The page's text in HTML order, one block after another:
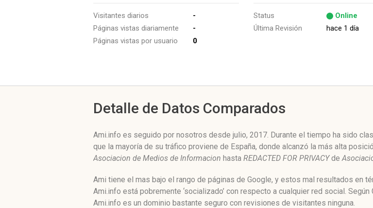
Visitantes diarios
-
Páginas vistas diariamente
-
Páginas vistas por usuario
0
Status
Online
Última Revisión
hace 1 día
Detalle de Datos Comparados
Ami.info es seguido por nosotros desde julio, 2017. Durante el tiempo ha sido
que la mayoría de su tráfico proviene de España, donde alcanzó la más alta
Asociacion de Medios de Informacion hasta REDACTED FOR PRIVACYde
Ami tiene el mas bajo el rango de páginas de Google, y estos mal resultados en
Ami.info está pobremente ‘socializado’ con respecto a cualquier red social.
Ami.info es un dominio bastante seguro con revisiones de visitantes ninguna.